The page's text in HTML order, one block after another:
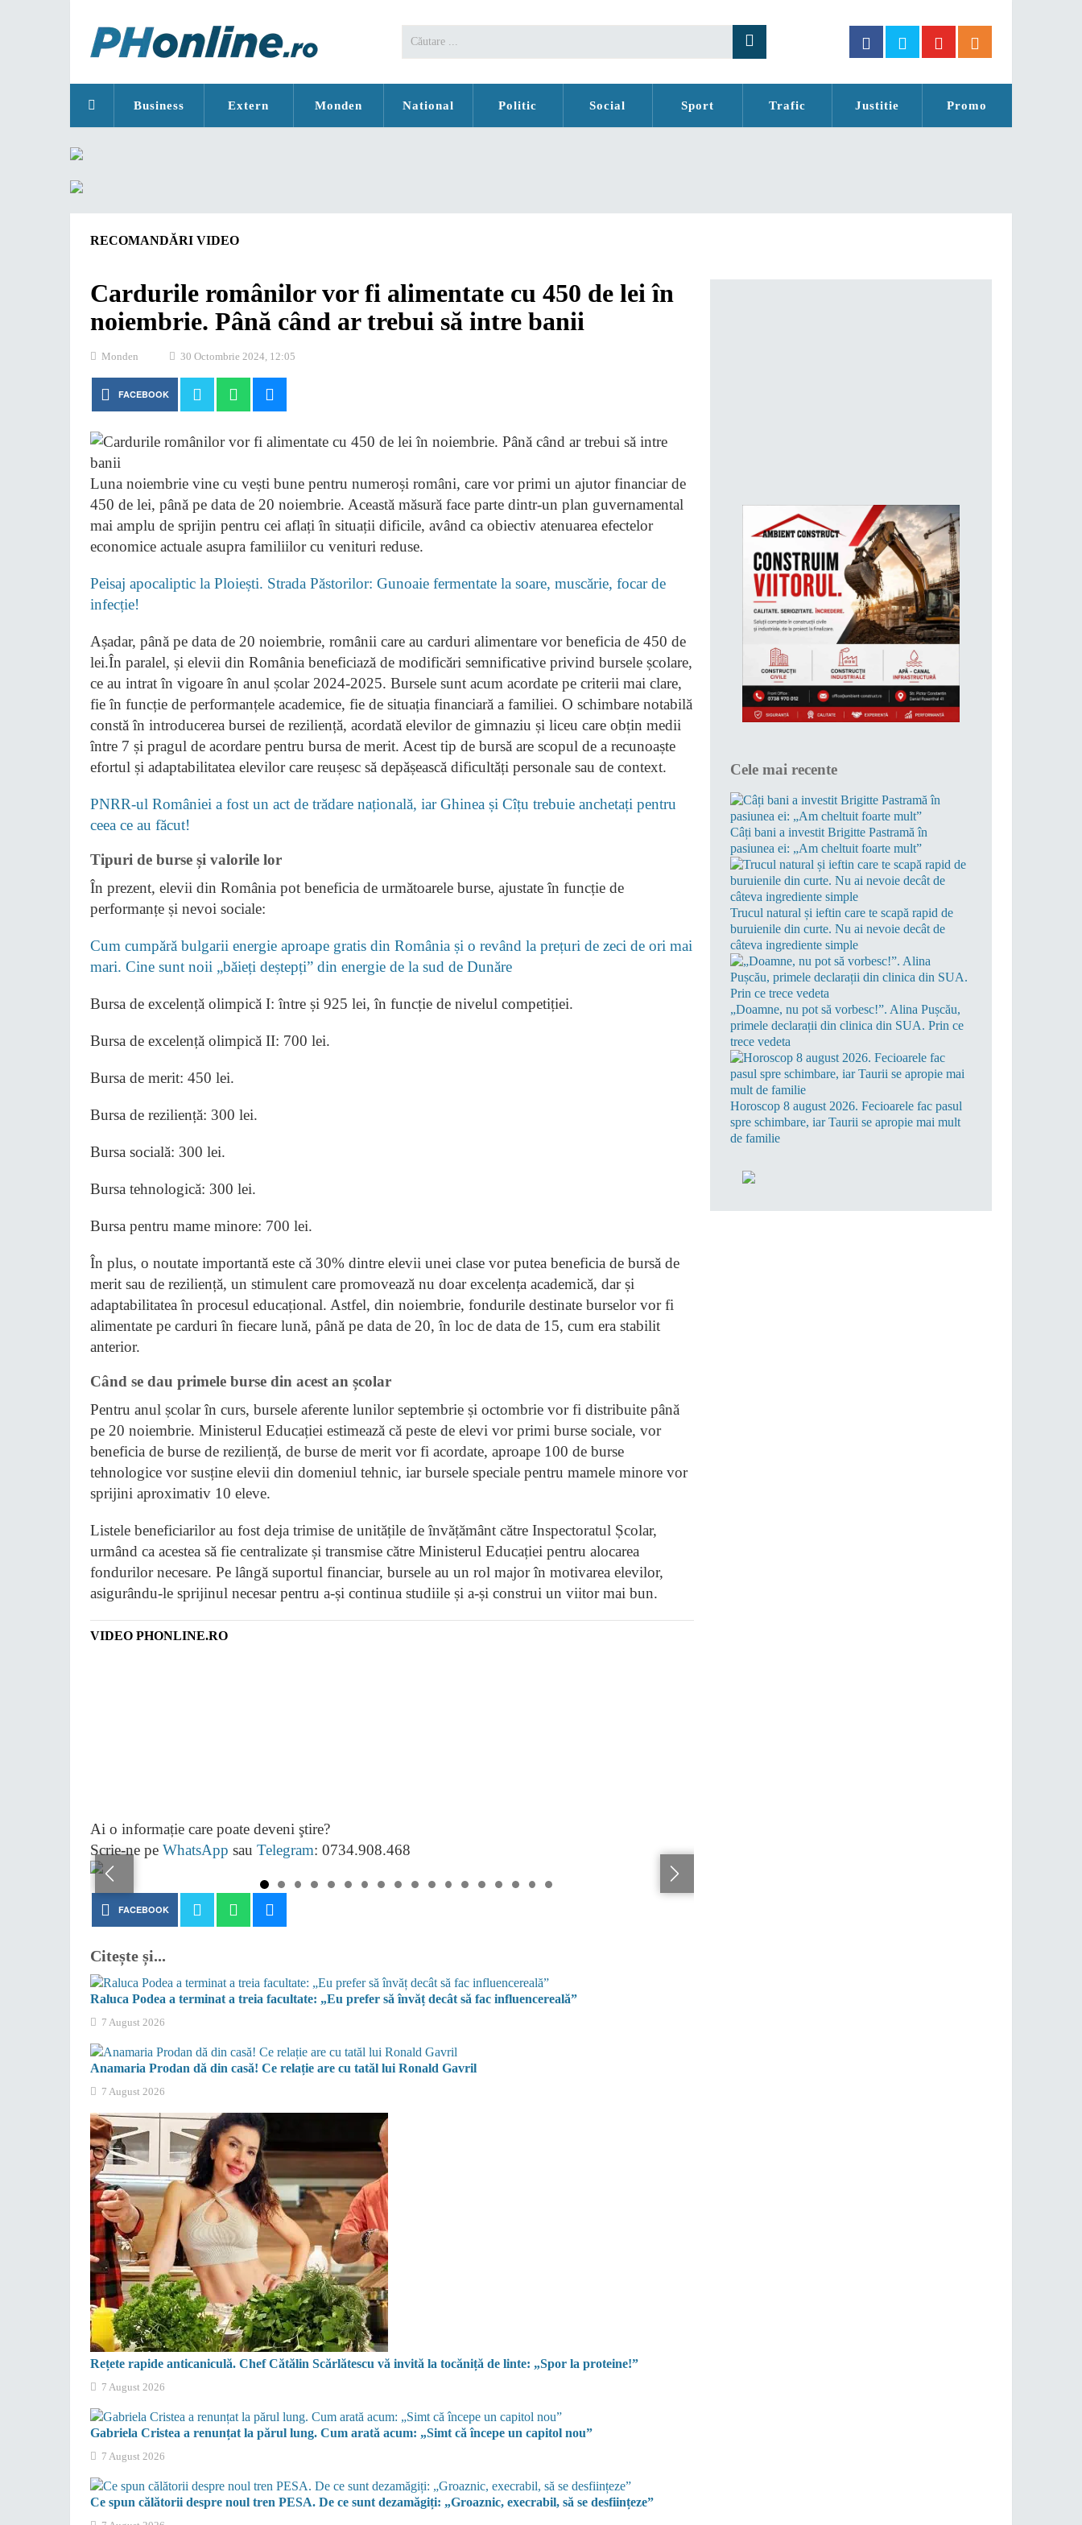
Business Extern Monden National Politic Social Sport Trafic Justitie Promo
RECOMANDĂRI VIDEO
Cardurile românilor vor fi alimentate cu 450 de lei în
noiembrie. Până când ar trebui să intre banii
Monden 30 Octombrie 2024, 12:05
FACEBOOK
Luna noiembrie vine cu vești bune pentru numeroși români, care vor primi un ajutor financiar de
450 de lei, până pe data de 20 noiembrie. Această măsură face parte dintr-un plan guvernamental
mai amplu de sprijin pentru cei aflați în situații dificile, având ca obiectiv atenuarea efectelor
economice actuale asupra familiilor cu venituri reduse.
Peisaj apocaliptic la Ploiești. Strada Păstorilor: Gunoaie fermentate la soare, muscărie, focar de
infecție!
Așadar, până pe data de 20 noiembrie, românii care au carduri alimentare vor beneficia de 450 de
lei.În paralel, și elevii din România beneficiază de modificări semnificative privind bursele școlare,
ce au intrat în vigoare în anul școlar 2024-2025. Bursele sunt acum acordate pe criterii mai clare,
fie în funcție de performanțele academice, fie de situația financiară a familiei. O schimbare notabilă
constă în introducerea bursei de reziliență, acordată elevilor de gimnaziu și liceu care obțin medii
între 7 și pragul de acordare pentru bursa de merit. Acest tip de bursă are scopul de a recunoaște
efortul și adaptabilitatea elevilor care reușesc să depășească dificultăți personale sau de context.
PNRR-ul României a fost un act de trădare națională, iar Ghinea și Cîțu trebuie anchetați pentru
ceea ce au făcut!
Tipuri de burse și valorile lor
În prezent, elevii din România pot beneficia de următoarele burse, ajustate în funcție de
performanțe și nevoi sociale:
Cum cumpără bulgarii energie aproape gratis din România și o revând la prețuri de zeci de ori mai
mari. Cine sunt noii „băieți deștepți” din energie de la sud de Dunăre
Bursa de excelență olimpică I: între și 925 lei, în funcție de nivelul competiției.
Bursa de excelență olimpică II: 700 lei.
Bursa de merit: 450 lei.
Bursa de reziliență: 300 lei.
Bursa socială: 300 lei.
Bursa tehnologică: 300 lei.
Bursa pentru mame minore: 700 lei.
În plus, o noutate importantă este că 30% dintre elevii unei clase vor putea beneficia de bursă de
merit sau de reziliență, un stimulent care promovează nu doar excelența academică, dar și
adaptabilitatea în procesul educațional. Astfel, din noiembrie, fondurile destinate burselor vor fi
alimentate pe carduri în fiecare lună, până pe data de 20, în loc de data de 15, cum era stabilit
anterior.
Când se dau primele burse din acest an școlar
Pentru anul școlar în curs, bursele aferente lunilor septembrie și octombrie vor fi distribuite până
pe 20 noiembrie. Ministerul Educației estimează că peste de elevi vor primi burse sociale, vor
beneficia de burse de reziliență, de burse de merit vor fi acordate, aproape 100 de burse
tehnologice vor susține elevii din domeniul tehnic, iar bursele speciale pentru mamele minore vor
sprijini aproximativ 10 eleve.
Listele beneficiarilor au fost deja trimise de unitățile de învățământ către Inspectoratul Școlar,
urmând ca acestea să fie centralizate și transmise către Ministerul Educației pentru alocarea
fondurilor necesare. Pe lângă suportul financiar, bursele au un rol major în motivarea elevilor,
asigurându-le sprijinul necesar pentru a-și continua studiile și a-și construi un viitor mai bun.
VIDEO PHONLINE.RO
Ai o informație care poate deveni ştire?
Scrie-ne pe WhatsApp sau Telegram: 0734.908.468
FACEBOOK
Citește și...
Raluca Podea a terminat a treia facultate: „Eu prefer să învăț decât să fac influencereală”
7 August 2026
Anamaria Prodan dă din casă! Ce relație are cu tatăl lui Ronald Gavril
7 August 2026
Rețete rapide anticaniculă. Chef Cătălin Scărlătescu vă invită la tocăniță de linte: „Spor la proteine!”
7 August 2026
Gabriela Cristea a renunțat la părul lung. Cum arată acum: „Simt că începe un capitol nou”
7 August 2026
Ce spun călătorii despre noul tren PESA. De ce sunt dezamăgiți: „Groaznic, execrabil, să se desființeze”
Cele mai recente
Câți bani a investit Brigitte Pastramă în
pasiunea ei: „Am cheltuit foarte mult”
Trucul natural și ieftin care te scapă rapid de
buruienile din curte. Nu ai nevoie decât de
câteva ingrediente simple
„Doamne, nu pot să vorbesc!”. Alina Pușcău,
primele declarații din clinica din SUA. Prin ce
trece vedeta
Horoscop 8 august 2026. Fecioarele fac pasul
spre schimbare, iar Taurii se apropie mai mult
de familie